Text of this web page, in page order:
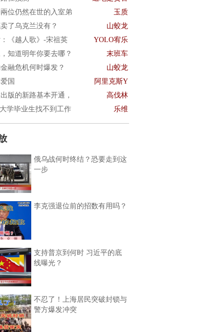
位仍然在世的入室弟 玉质
了乌克兰没有？ 山蛟龙
《越人歌》-宋祖英 YOLO宥乐
知道明年你要去哪？ 末班车
融危机何时爆发？ 山蛟龙
国 阿里克斯Y
版的新路基本开通， 高伐林
学毕业生找不到工作 乐维
俄乌战何时终结？恐要走到这
一步
李克强退位前的招数有用吗？
支持普京到何时 习近平的底
线曝光？
不忍了！上海居民突破封锁与
警方爆发冲突